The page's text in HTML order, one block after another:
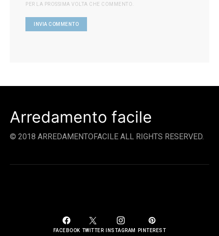
PER LA PROSSIMA VOLTA CHE COMMENTO.
Arredamento facile
© 2018 ARREDAMENTOFACILE ALL RIGHTS RESERVED.
FACEBOOK TWITTER
INSTAGRAM
PINTEREST